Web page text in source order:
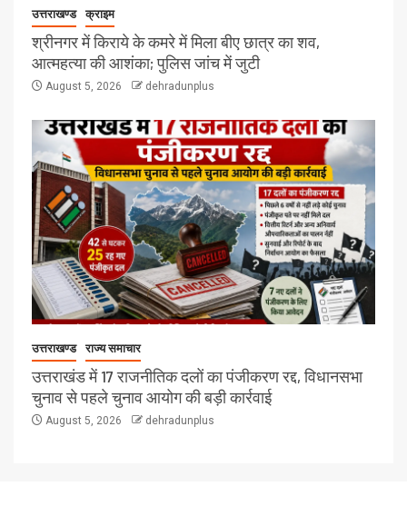
उत्तराखण्ड क्राइम
श्रीनगर में किराये के कमरे में मिला बीए छात्र का शव,
आत्महत्या की आशंका; पुलिस जांच में जुटी
August 5, 2026 dehradunplus
उत्तराखण्ड राज्य समाचार
उत्तराखंड में 17 राजनीतिक दलों का पंजीकरण रद्द, विधानसभा
चुनाव से पहले चुनाव आयोग की बड़ी कार्रवाई
August 5, 2026 dehradunplus